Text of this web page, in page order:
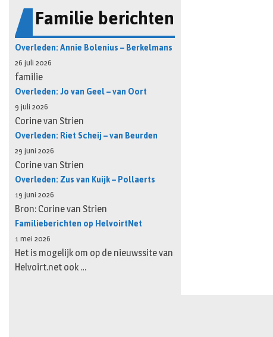
Familie berichten
Overleden: Annie Bolenius – Berkelmans
26 juli 2026
familie
Overleden: Jo van Geel – van Oort
9 juli 2026
Corine van Strien
Overleden: Riet Scheij – van Beurden
29 juni 2026
Corine van Strien
Overleden: Zus van Kuijk – Pollaerts
19 juni 2026
Bron: Corine van Strien
Familieberichten op HelvoirtNet
1 mei 2026
Het is mogelijk om op de nieuwssite van
Helvoirt.net ook …